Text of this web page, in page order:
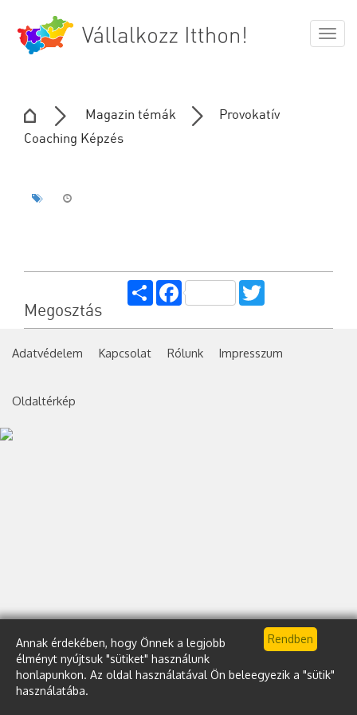
Annak érdekében, hogy Önnek a legjobb
élményt nyújtsuk "sütiket" használunk
honlapunkon. Az oldal használatával Ön beleegyezik a "sütik"
használatába.
Magazin témák
Provokatív
Coaching Képzés
Megosztás
ShareFacebook
Adatvédelem Kapcsolat Rólunk Impresszum
Oldaltérkép